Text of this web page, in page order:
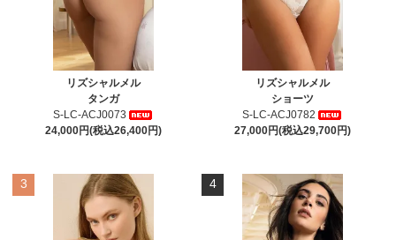
リズシャルメル
タンガ
S-LC-ACJ0073
24,000円(税込26,400円)
リズシャルメル
ショーツ
S-LC-ACJ0782
27,000円(税込29,700円)
3 4